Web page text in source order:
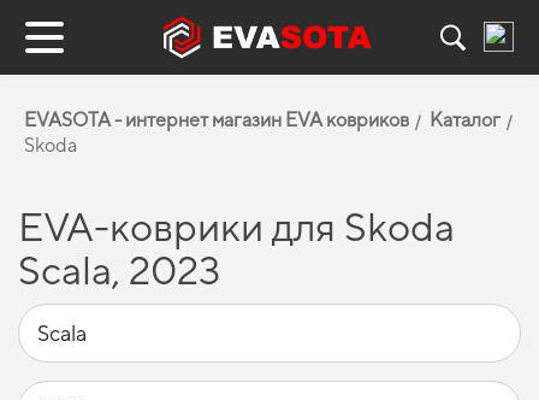
EVASOTA - интернет магазин EVA ковриков
Каталог
Skoda
EVA-коврики для Skoda
Scala, 2023